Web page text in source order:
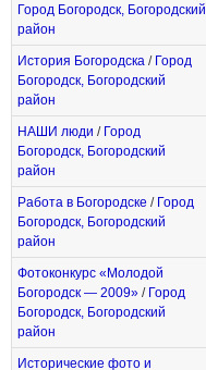
Город Богородск, Богородский
район
История Богородска / Город
Богородск, Богородский
район
НАШИ люди / Город
Богородск, Богородский
район
Работа в Богородске / Город
Богородск, Богородский
район
Фотоконкурс «Молодой
Богородск — 2009» / Город
Богородск, Богородский
район
Исторические фото и